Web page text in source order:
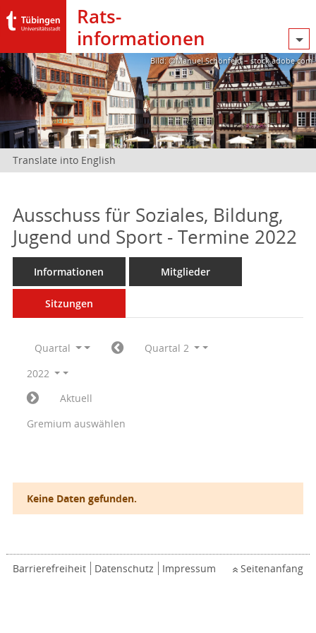
Rats­
informationen
Bild: @Manuel Schönfeld – stock.adobe.com
Translate into English
Ausschuss für Soziales, Bildung,
Jugend und Sport - Termine 2022
Informationen Mitglieder
Sitzungen
Quartal
Quartal 2
2022
Aktuell
Gremium auswählen
Keine Daten gefunden.
Barrierefreiheit Datenschutz Impressum Seitenanfang